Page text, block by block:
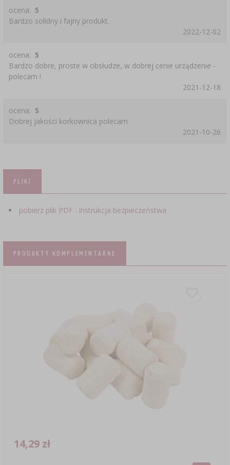
ocena: 5
Bardzo solidny i fajny produkt.
2022-12-02
ocena: 5
Bardzo dobre, proste w obsłudze, w dobrej cenie urządzenie -
polecam !
2021-12-18
ocena: 5
Dobrej jakości korkownica polecam
2021-10-26
PLIKI
pobierz plik PDF : Instrukcja bezpieczeństwa
PRODUKTY KOMPLEMENTARNE
14,29 zł